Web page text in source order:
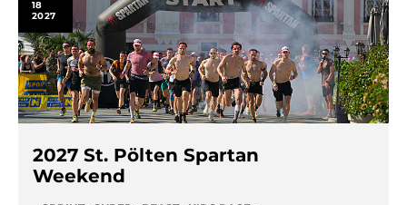
18
2027
2027 St. Pölten Spartan
Weekend